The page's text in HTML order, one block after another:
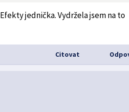
jednička. Vydržela jsem na to
Citovat